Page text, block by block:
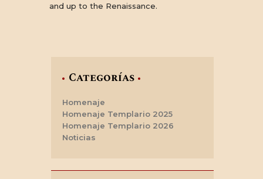
and up to the Renaissance.
Categorías
Homenaje
Homenaje Templario 2025
Homenaje Templario 2026
Noticias